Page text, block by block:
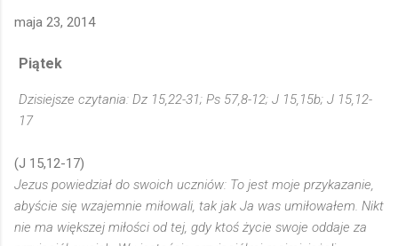
maja 23, 2014
Piątek
Dzisiejsze czytania: Dz 15,22-31; Ps 57,8-12; J 15,15b; J 15,12-
17
(J 15,12-17)
Jezus powiedział do swoich uczniów: To jest moje przykazanie,
abyście się wzajemnie miłowali, tak jak Ja was umiłowałem. Nikt
nie ma większej miłości od tej, gdy ktoś życie swoje oddaje za